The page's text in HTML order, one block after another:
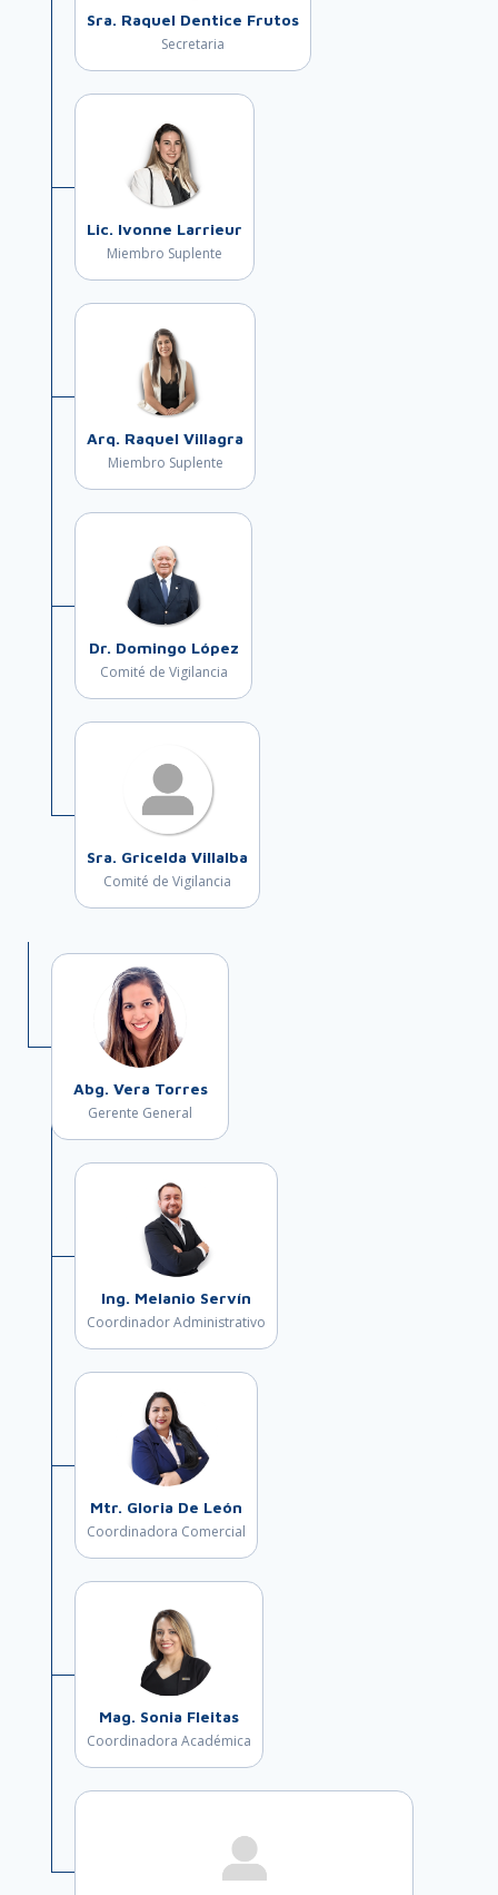
Sra. Raquel Dentice Frutos
Secretaria
Lic. Ivonne Larrieur
Miembro Suplente
Arq. Raquel Villagra
Miembro Suplente
Dr. Domingo López
Comité de Vigilancia
Sra. Gricelda Villalba
Comité de Vigilancia
Abg. Vera Torres
Gerente General
Ing. Melanio Servín
Coordinador Administrativo
Mtr. Gloria De León
Coordinadora Comercial
Mag. Sonia Fleitas
Coordinadora Académica